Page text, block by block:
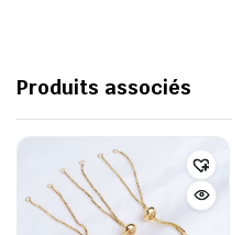
Produits associés